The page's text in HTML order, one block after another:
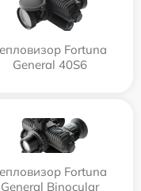
Fortuna
General 40S6
Fortuna
General Binocular